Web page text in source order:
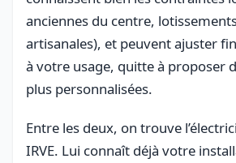
anciennes du centre,
artisanales), et peuvent ajuster
à votre usage, quitte à proposer
plus personnalisées.
Entre les deux, on trouve
IRVE. Lui connaît déjà votre